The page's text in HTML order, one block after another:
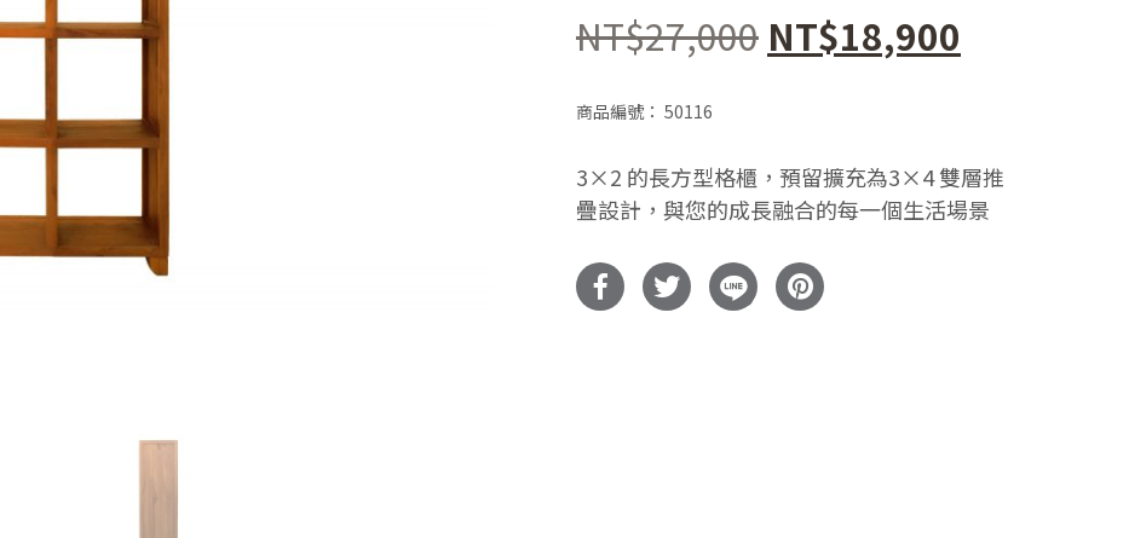
NT$27,000 原
格：
NT$27,000。
NT$18,900
格：
商品編號： 50116
3×2 的長方型格櫃，預留擴充為3×4 雙層推
疊設計，與您的成長融合的每一個生活場景